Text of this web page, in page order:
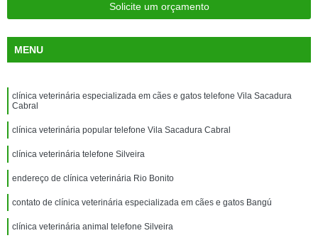
Solicite um orçamento
MENU
clínica veterinária especializada em cães e gatos telefone Vila Sacadura
Cabral
clínica veterinária popular telefone Vila Sacadura Cabral
clínica veterinária telefone Silveira
endereço de clínica veterinária Rio Bonito
contato de clínica veterinária especializada em cães e gatos Bangú
clínica veterinária animal telefone Silveira